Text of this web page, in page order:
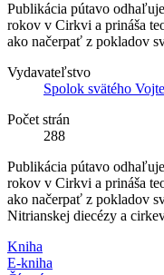
Publikácia pútavo
rokov v Cirkvi a prináša
ako načerpať z pokladov
Vydavateľstvo
Spolok svätého
Počet strán
288
Publikácia pútavo
rokov v Cirkvi a prináša
ako načerpať z pokladov
Nitrianskej diecézy a
Kniha
E-kniha